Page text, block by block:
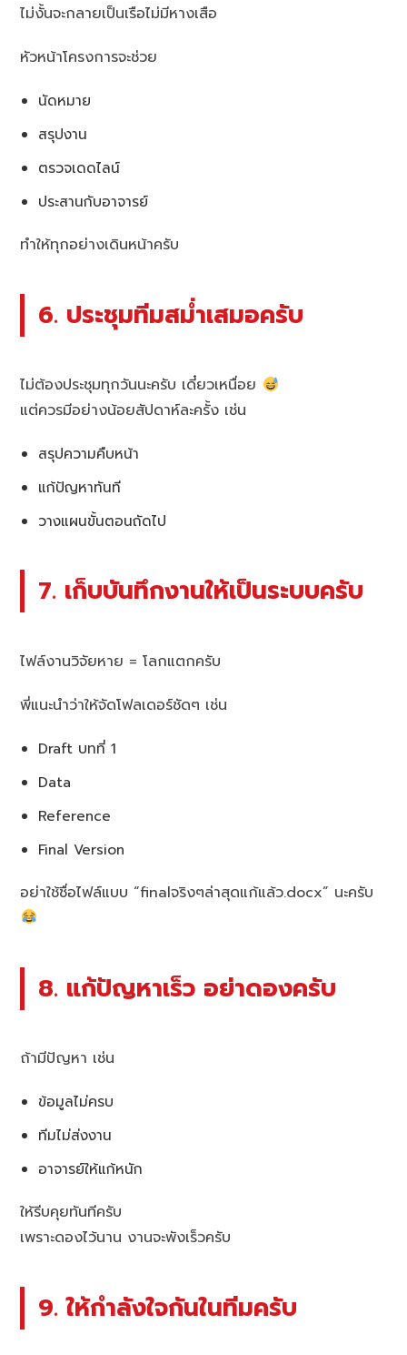
ไม่งั้นจะกลายเป็นเรือไม่มีหางเสือ
หัวหน้าโครงการจะช่วย
นัดหมาย
สรุปงาน
ตรวจเดดไลน์
ประสานกับอาจารย์
ทำให้ทุกอย่างเดินหน้าครับ
6. ประชุมทีมสม่ำเสมอครับ
ไม่ต้องประชุมทุกวันนะครับ เดี๋ยวเหนื่อย
แต่ควรมีอย่างน้อยสัปดาห์ละครั้ง เช่น
สรุปความคืบหน้า
แก้ปัญหาทันที
วางแผนขั้นตอนถัดไป
7. เก็บบันทึกงานให้เป็นระบบครับ
ไฟล์งานวิจัยหาย = โลกแตกครับ
พี่แนะนำว่าให้จัดโฟลเดอร์ชัดๆ เช่น
Draft บทที่ 1
Data
Reference
Final Version
อย่าใช้ชื่อไฟล์แบบ “finalจริงๆล่าสุดแก้แล้ว.docx” นะครับ
8. แก้ปัญหาเร็ว อย่าดองครับ
ถ้ามีปัญหา เช่น
ข้อมูลไม่ครบ
ทีมไม่ส่งงาน
อาจารย์ให้แก้หนัก
ให้รีบคุยทันทีครับ
เพราะดองไว้นาน งานจะพังเร็วครับ
9. ให้กำลังใจกันในทีมครับ